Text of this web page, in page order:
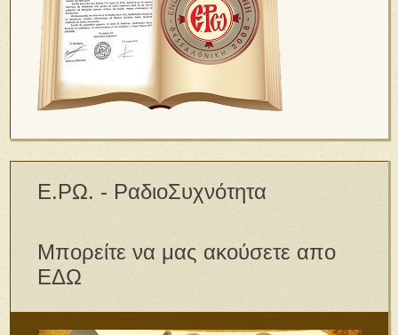
Ε.ΡΩ. - ΡαδιοΣυχνότητα
Μπορείτε να μας ακούσετε απο
ΕΔΩ